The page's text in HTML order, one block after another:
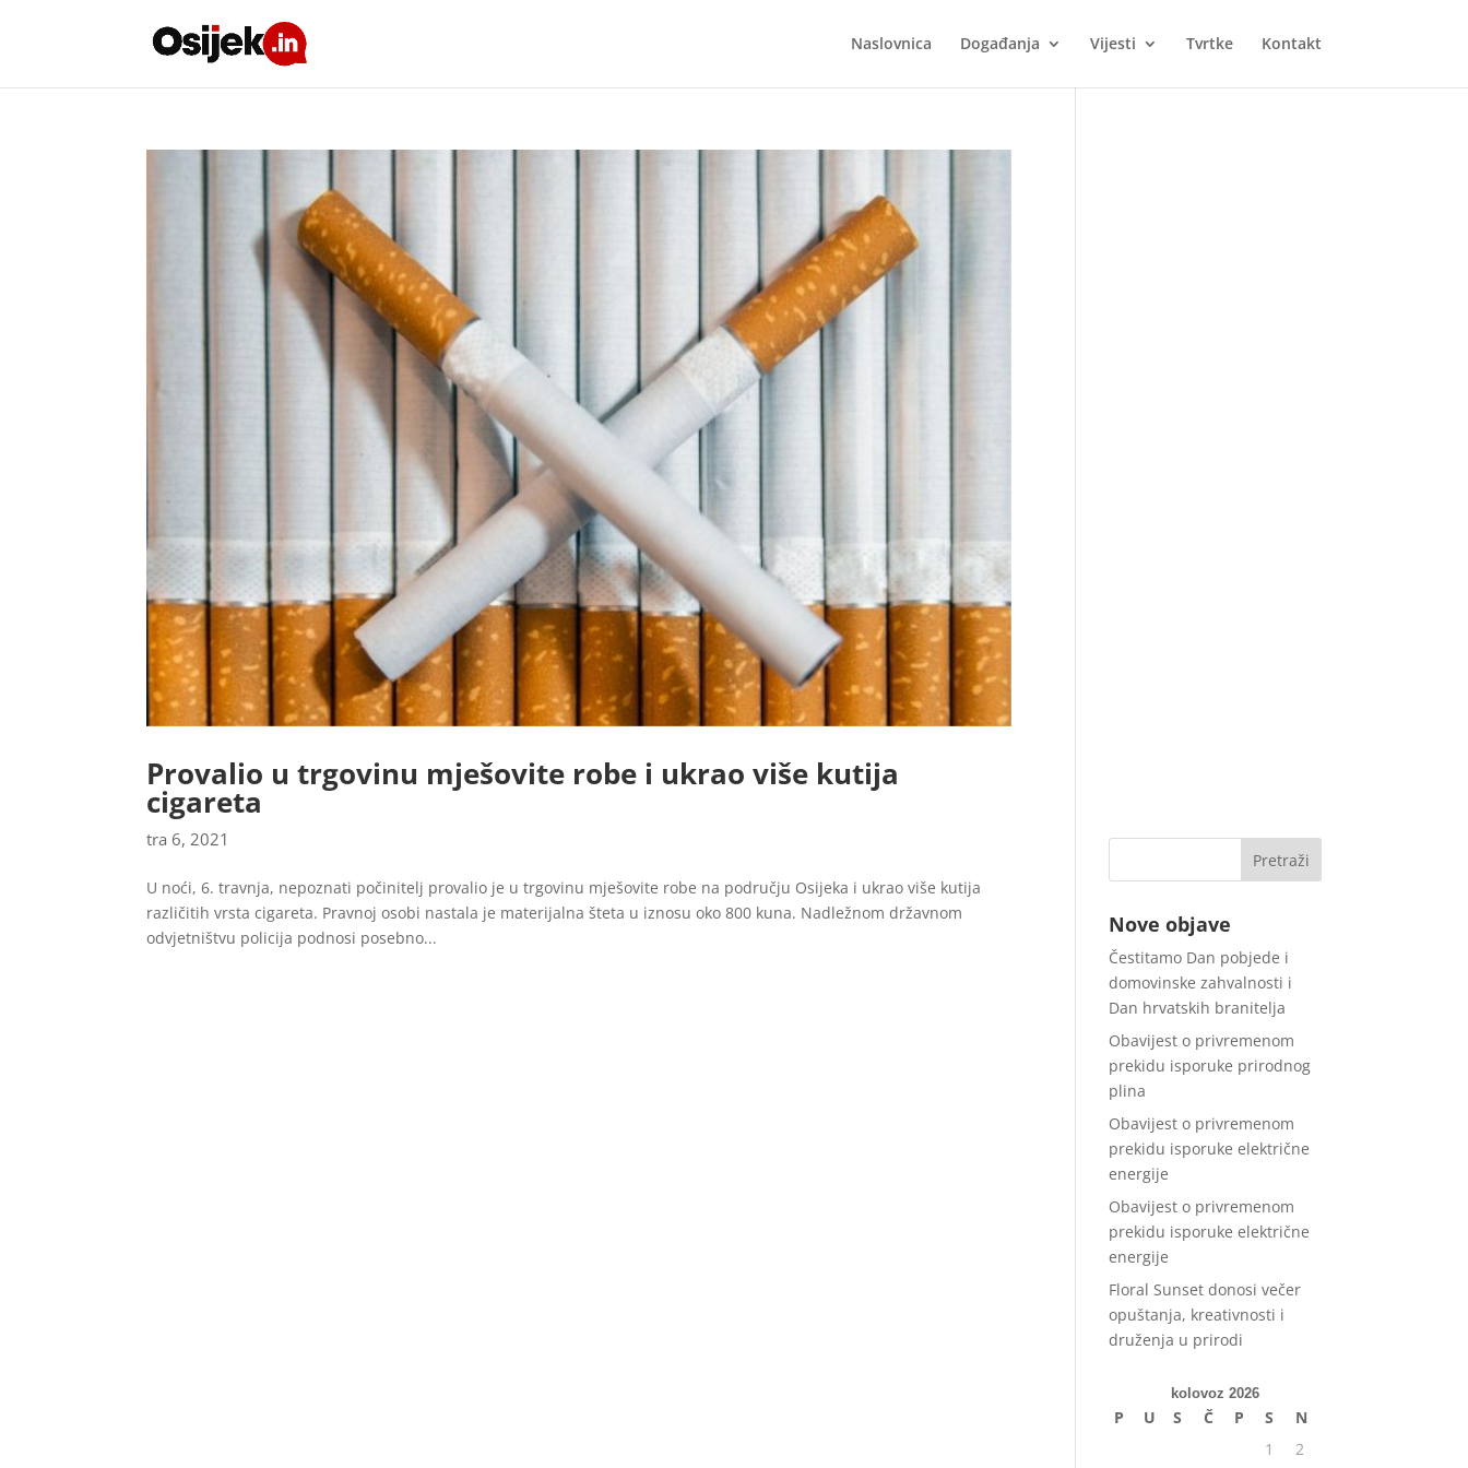
Naslovnica Događanja Vijesti Tvrtke Kontakt
Provalio u trgovinu mješovite robe i ukrao više kutija
cigareta
tra 6, 2021
U noći, 6. travnja, nepoznati počinitelj provalio je u trgovinu mješovite robe na području Osijeka i ukrao više kutija
različitih vrsta cigareta. Pravnoj osobi nastala je materijalna šteta u iznosu oko 800 kuna. Nadležnom državnom
odvjetništvu policija podnosi posebno...
Nove objave
Čestitamo Dan pobjede i
domovinske zahvalnosti i
Dan hrvatskih branitelja
Obavijest o privremenom
prekidu isporuke prirodnog
plina
Obavijest o privremenom
prekidu isporuke električne
energije
Obavijest o privremenom
prekidu isporuke električne
energije
Floral Sunset donosi večer
opuštanja, kreativnosti i
druženja u prirodi
kolovoz 2026
P U S Č P S
N
1
2